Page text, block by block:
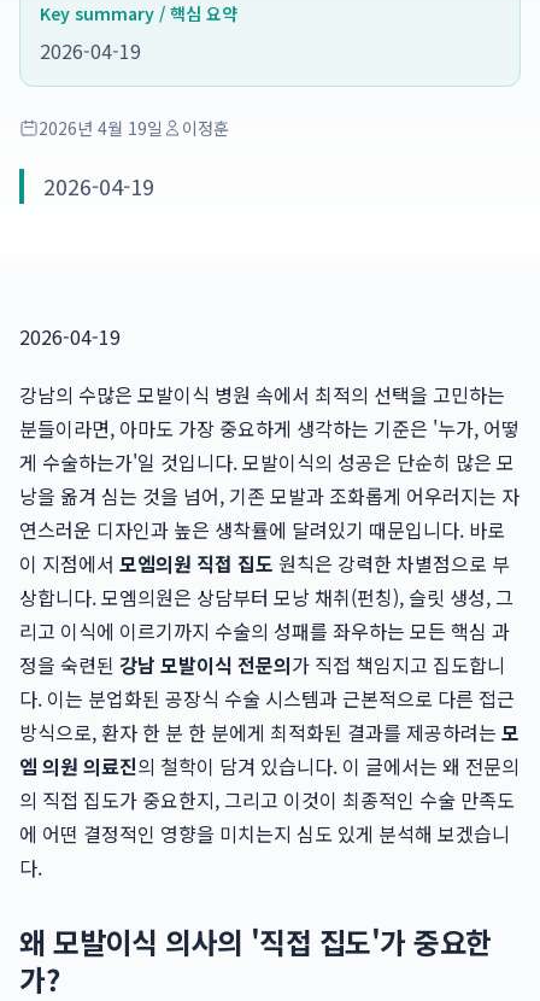
Key summary / 핵심 요약
2026-04-19
2026년 4월 19일 이정훈
2026-04-19
2026-04-19
강남의 수많은 모발이식 병원 속에서 최적의 선택을 고민하는
분들이라면, 아마도 가장 중요하게 생각하는 기준은 '누가, 어떻
게 수술하는가'일 것입니다. 모발이식의 성공은 단순히 많은 모
낭을 옮겨 심는 것을 넘어, 기존 모발과 조화롭게 어우러지는 자
연스러운 디자인과 높은 생착률에 달려있기 때문입니다. 바로
이 지점에서 모엠의원 직접 집도 원칙은 강력한 차별점으로 부
상합니다. 모엠의원은 상담부터 모낭 채취(펀칭), 슬릿 생성, 그
리고 이식에 이르기까지 수술의 성패를 좌우하는 모든 핵심 과
정을 숙련된 강남 모발이식 전문의가 직접 책임지고 집도합니
다. 이는 분업화된 공장식 수술 시스템과 근본적으로 다른 접근
방식으로, 환자 한 분 한 분에게 최적화된 결과를 제공하려는 모
엠 의원 의료진의 철학이 담겨 있습니다. 이 글에서는 왜 전문의
의 직접 집도가 중요한지, 그리고 이것이 최종적인 수술 만족도
에 어떤 결정적인 영향을 미치는지 심도 있게 분석해 보겠습니
다.
왜 모발이식 의사의 '직접 집도'가 중요한
가?